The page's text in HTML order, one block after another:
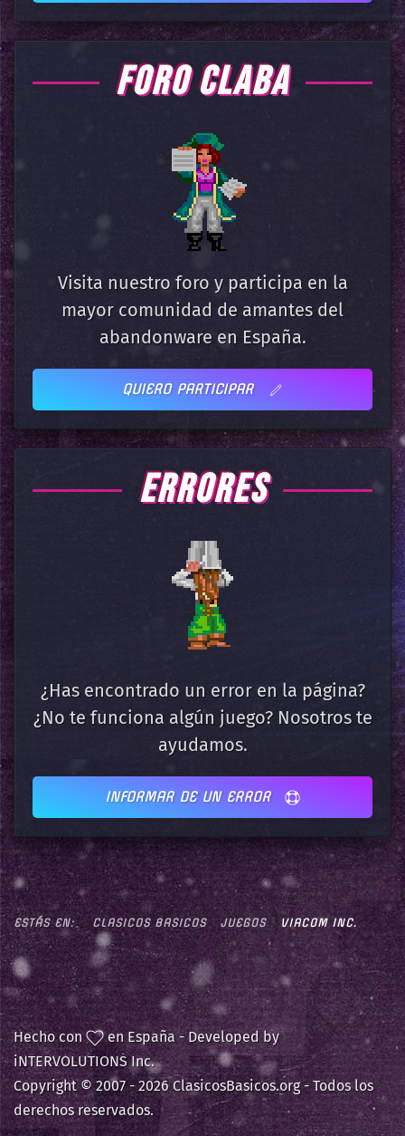
FORO CLABA
Visita nuestro foro y participa en la
mayor comunidad de amantes del
abandonware en España.
QUIERO PARTICIPAR
ERRORES
¿Has encontrado un error en la página?
¿No te funciona algún juego? Nosotros te
ayudamos.
INFORMAR DE UN ERROR
ESTÁS EN: CLASICOS BASICOS JUEGOS VIACOM INC.
Hecho con
en España - Developed by
iNTERVOLUTIONS Inc.
Copyright © 2007 -2026 ClasicosBasicos.org - Todos los
derechos reservados.